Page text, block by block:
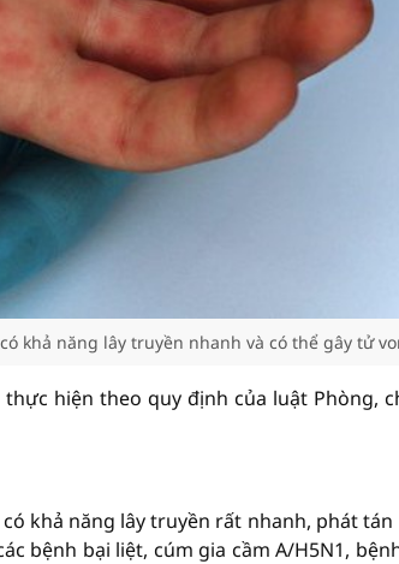
khả năng lây truyền nhanh và có thể gây tử
hiện theo quy định của luật Phòng,
khả năng lây truyền rất nhanh, phát
bệnh bại liệt, cúm gia cầm A/H5N1,